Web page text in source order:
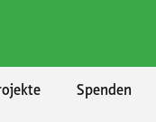
Spenden